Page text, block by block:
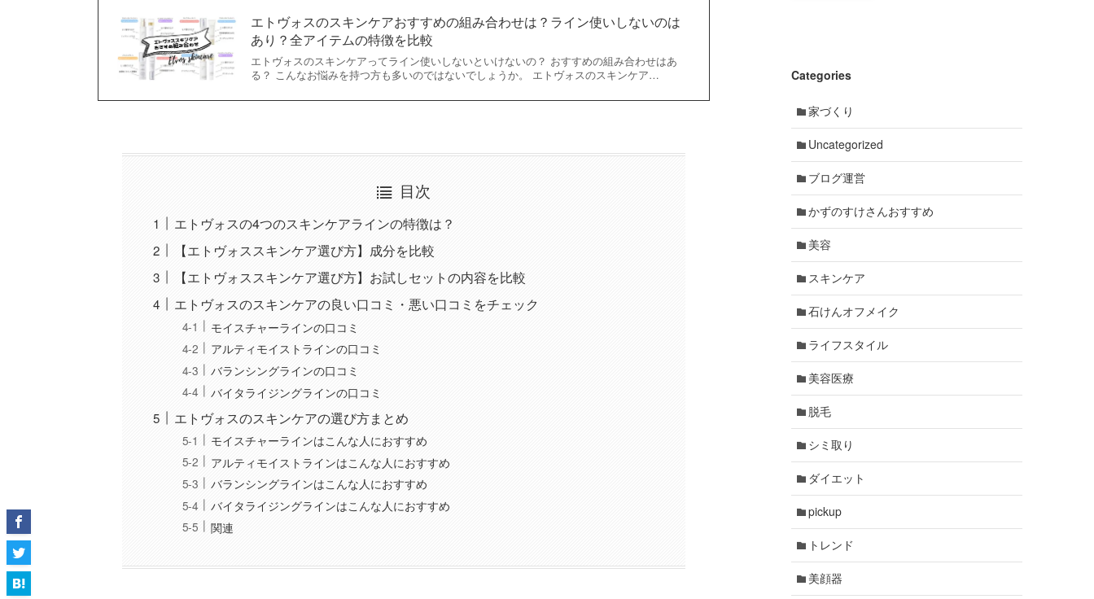
エトヴォスのスキンケアおすすめの組み合わせは？ライン使いしないのは
あり？全アイテムの特徴を比較
エトヴォスのスキンケアってライン使いしないといけないの？ おすすめの組み合わせはあ
る？ こんなお悩みを持つ方も多いのではないでしょうか。 エトヴォスのスキンケア…
目次
エトヴォスの4つのスキンケアラインの特徴は？
【エトヴォススキンケア選び方】成分を比較
【エトヴォススキンケア選び方】お試しセットの内容を比較
エトヴォスのスキンケアの良い口コミ・悪い口コミをチェック
モイスチャーラインの口コミ
アルティモイストラインの口コミ
バランシングラインの口コミ
バイタライジングラインの口コミ
エトヴォスのスキンケアの選び方まとめ
モイスチャーラインはこんな人におすすめ
アルティモイストラインはこんな人におすすめ
バランシングラインはこんな人におすすめ
バイタライジングラインはこんな人におすすめ
関連
Categories
家づくり
Uncategorized
ブログ運営
かずのすけさんおすすめ
美容
スキンケア
石けんオフメイク
ライフスタイル
美容医療
脱毛
シミ取り
ダイエット
pickup
トレンド
美顔器